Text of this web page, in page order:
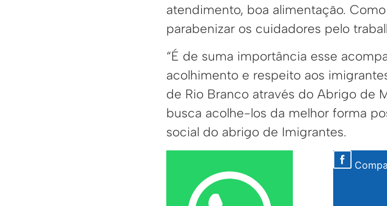
atendimento, boa alimentação.
parabenizar os cuidadores pelo
“É de suma importância esse
acolhimento e respeito aos
de Rio Branco através do Abrigo de
busca acolhe-los da melhor forma
social do abrigo de Imigrantes.